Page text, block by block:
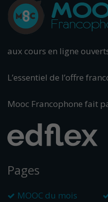
aux cours en ligne
L’essentiel de l’offre
Mooc Francophone fait
Pages
MOOC du mois